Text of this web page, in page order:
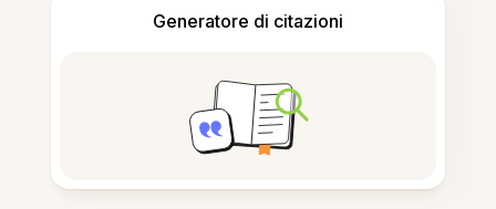
Generatore di citazioni